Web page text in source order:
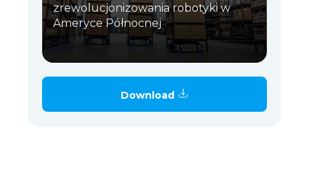
zrewolucjonizowania robotyki w
Ameryce Północnej
Download